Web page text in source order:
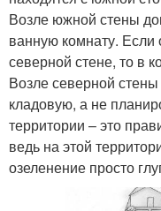
Возле южной стены
ванную комнату.
северной стене, то в
Возле северной
кладовую, а не
территории – это
ведь на этой
озеленение просто